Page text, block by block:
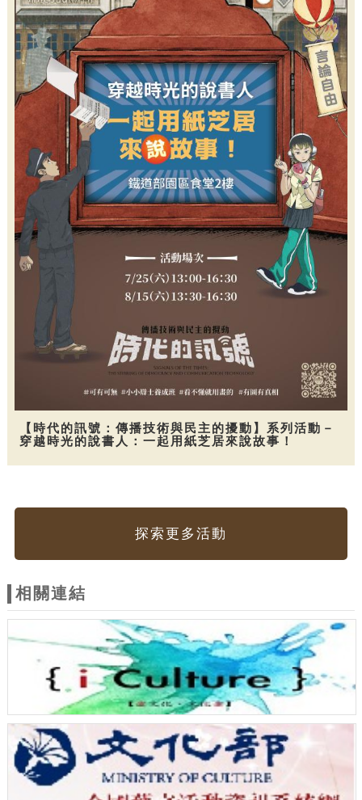
【時代的訊號：傳播技術與民主的擾動】系列活動－
穿越時光的說書人：一起用紙芝居來說故事！
探索更多活動
相關連結